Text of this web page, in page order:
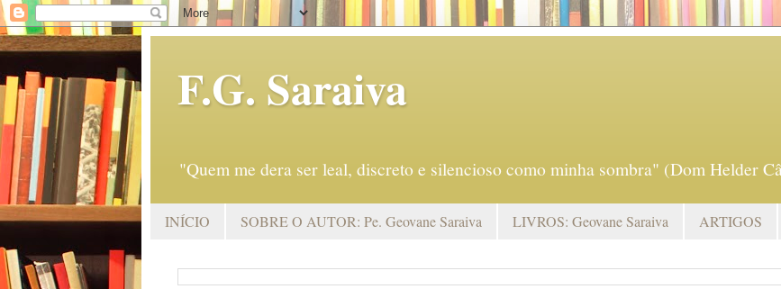
F.G. Saraiva
"Quem me dera ser leal, discreto e silencioso como minha sombra" (Dom Helder
INÍCIO SOBRE O AUTOR: Pe. Geovane Saraiva LIVROS: Geovane Saraiva ARTIGOS